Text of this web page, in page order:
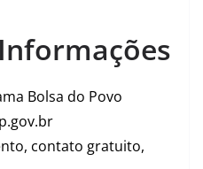
Bolsa do Povo
contato gratuito,